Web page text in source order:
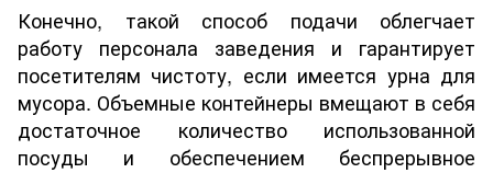
Конечно, такой способ подачи облегчает
работу персонала заведения и гарантирует
посетителям чистоту, если имеется урна для
мусора. Объемные контейнеры вмещают в себя
достаточное количество использованной
посуды и обеспечением беспрерывное